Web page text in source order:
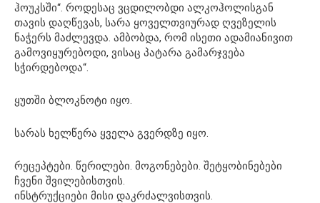
ჰოუკსში“. როდესაც ვცდილობდი ალკოჰოლისგან
თავის დაღწევას, სარა ყოველთვიურად ღვეზელის
ნაჭერს მაძლევდა. ამბობდა, რომ ისეთი ადამიანივით
გამოვიყურებოდი, ვისაც პატარა გამარჯვება
სჭირდებოდა“.
ყუთში ბლოკნოტი იყო.
სარას ხელწერა ყველა გვერდზე იყო.
რეცეპტები. წერილები. მოგონებები. შეტყობინებები
ჩვენი შვილებისთვის.
ინსტრუქციები მისი დაკრძალვისთვის.